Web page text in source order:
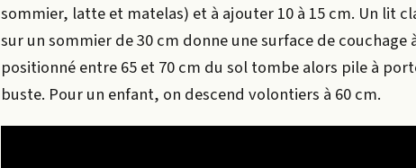
sommier, latte et matelas) et à ajouter 10 à 15 cm. Un lit
sur un sommier de 30 cm donne une surface de
positionné entre 65 et 70 cm du sol tombe alors pile à
buste. Pour un enfant, on descend volontiers à 60 cm.